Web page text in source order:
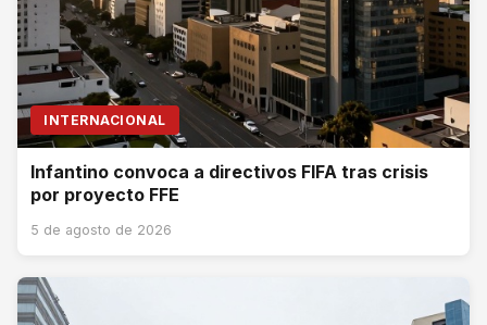
INTERNACIONAL
Infantino convoca a directivos FIFA tras crisis
por proyecto FFE
5 de agosto de 2026